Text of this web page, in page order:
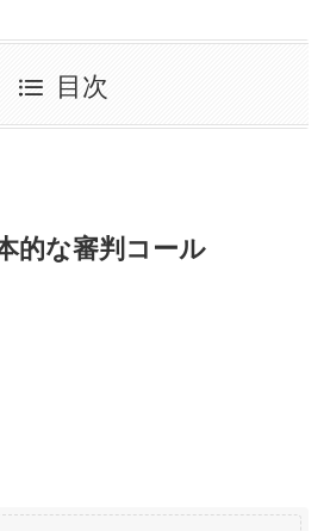
目次
的な審判コール